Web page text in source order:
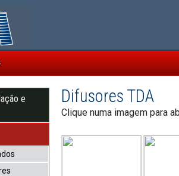
e
Difusores TDA
Clique numa imagem para